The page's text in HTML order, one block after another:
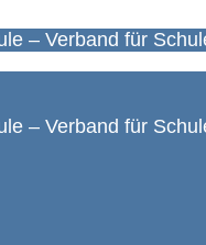
– Verband für
– Verband für